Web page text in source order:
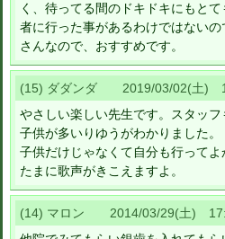
く、待ってる間のドキドキにもと
者に行った事があるわけではない
さんなので、おすすめです。
(15) ダダンダ 2019/03/02(土)
やさしい楽しい先生です。スタッフ
子供が多いりゆうがわかりました。
子供だけじゃなくて自分も行ってよ
たまに歌声がきこえますよ。
(14) マロン 2014/03/29(土)